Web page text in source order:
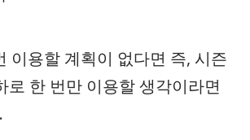
이용할 계획이 없다면 즉, 시즌
로 한 번만 이용할 생각이라면